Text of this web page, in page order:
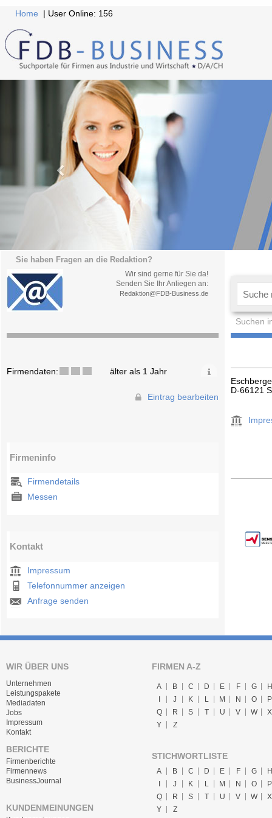
Home | User Online: 156
Sie haben Fragen an die Redaktion?
Wir sind gerne für Sie da!
Senden Sie Ihr Anliegen an:
Redaktion@FDB-Business.de
Suchen
Firmendaten: älter als 1 Jahr
Eintrag bearbeiten
Firmeninfo
Firmendetails
Messen
Kontakt
Impressum
Telefonnummer anzeigen
Anfrage senden
D-66121
WIR ÜBER UNS
Unternehmen
Leistungspakete
Mediadaten
Jobs
Impressum
Kontakt
BERICHTE
Firmenberichte
Firmennews
BusinessJournal
KUNDENMEINUNGEN
FIRMEN A-Z
A B C D E F G
H
J K L M N O
P
Q
R S T U V W
X
Y
Z
STICHWORTLISTE
A B C D E F G
H
I
J K L M N O
P
Q
R S T U V W
X
Y
Z